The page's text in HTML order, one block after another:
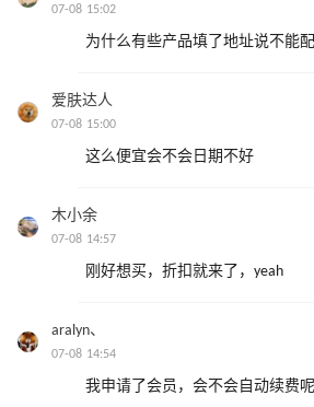
07-08 15:02
为什么有些产品填了地址说不能配
爱肤达人
07-08 15:00
这么便宜会不会日期不好
木小余
07-08 14:57
刚好想买，折扣就来了，yeah
aralyn、
07-08 14:54
我申请了会员，会不会自动续费呢